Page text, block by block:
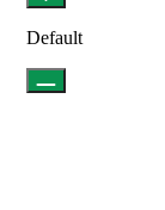
Default